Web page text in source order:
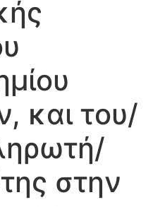
και του/
στην